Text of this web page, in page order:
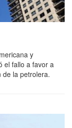
y
el fallo a favor a
de la petrolera.